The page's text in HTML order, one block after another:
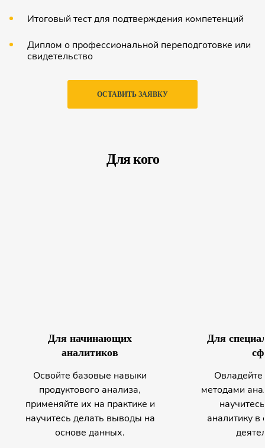
Итоговый тест для подтверждения компетенций
Диплом о профессиональной переподготовке или
свидетельство
ОСТАВИТЬ ЗАЯВКУ
Для кого
Для начинающих
аналитиков
Освойте базовые навыки
продуктового анализа,
применяйте их на практике и
научитесь делать выводы на
основе данных.
Для
методами
аналитику в